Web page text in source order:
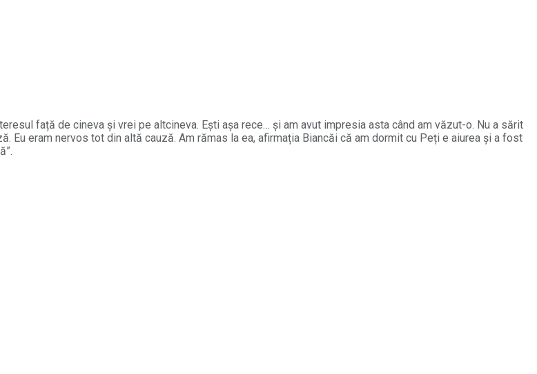
față de cineva și vrei pe altcineva. Ești așa rece… și am avut impresia asta când am văzut-o. Nu a sărit
Eu eram nervos tot din altă cauză. Am rămas la ea, afirmația Biancăi că am dormit cu Peți e aiurea și a fost